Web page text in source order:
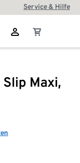
Service & Hilfe
Slip Maxi,